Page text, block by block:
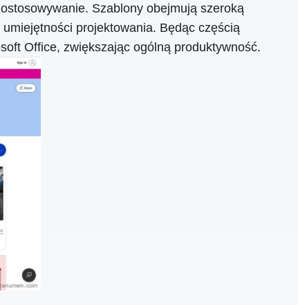
Szablony obejmują szeroką
projektowania. Będąc częścią
Office, zwiększając ogólną produktywność.